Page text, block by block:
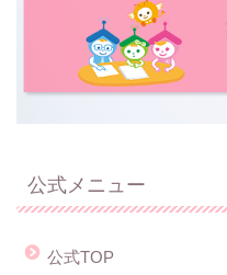
公式メニュー
公式TOP